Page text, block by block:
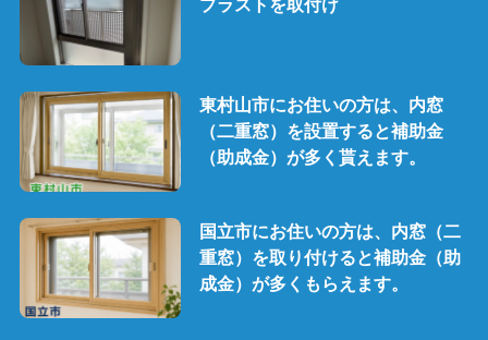
プラストを取付け
東村山市にお住いの方は、内窓
（二重窓）を設置すると補助金
（助成金）が多く貰えます。
国立市にお住いの方は、内窓（二
重窓）を取り付けると補助金（助
成金）が多くもらえます。